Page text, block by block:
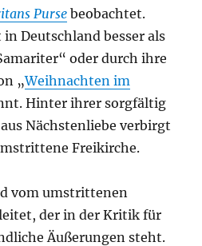
Purse beobachtet.
Deutschland besser als
oder durch ihre
„Weihnachten im
Hinter ihrer sorgfältig
Nächstenliebe verbirgt
Freikirche.
vom umstrittenen
der in der Kritik für
Äußerungen steht.